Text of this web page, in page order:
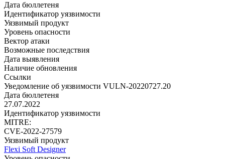
Дата бюллетеня
Идентификатор уязвимости
Уязвимый продукт
Уровень опасности
Вектор атаки
Возможные последствия
Дата выявления
Наличие обновления
Ссылки
Уведомление об уязвимости VULN-20220727.20
Дата бюллетеня
27.07.2022
Идентификатор уязвимости
MITRE:
CVE-2022-27579
Уязвимый продукт
Flexi Soft Designer